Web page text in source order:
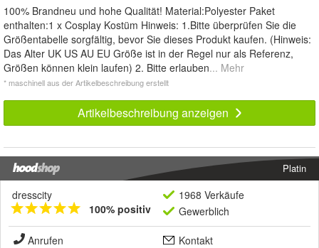
100% Brandneu und hohe Qualität! Material:Polyester Paket
enthalten:1 x Cosplay Kostüm Hinweis: 1.Bitte überprüfen Sie die
Größentabelle sorgfältig, bevor Sie dieses Produkt kaufen. (Hinweis:
Das Alter UK US AU EU Größe ist in der Regel nur als Referenz,
Größen können klein laufen) 2. Bitte erlauben... Mehr
* maschinell aus der Artikelbeschreibung erstellt
Artikelbeschreibung anzeigen
Platin
dresscity
100% positiv
1968 Verkäufe
Gewerblich
Anrufen
Kontakt